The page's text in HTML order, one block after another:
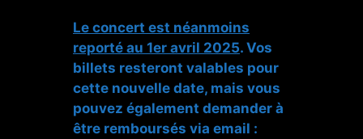
Le concert est néanmoins
reporté au 1er avril 2025. Vos
billets resteront valables pour
cette nouvelle date, mais vous
pouvez également demander à
être remboursés via email :